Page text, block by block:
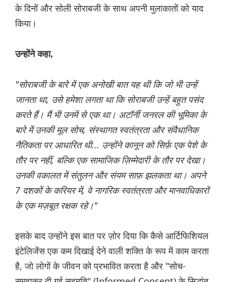
के दिनों और सोली सोराबजी के साथ अपनी मुलाकातों को याद
किया।
उन्होंने कहा,
"सोराबजी के बारे में एक अनोखी बात यह थी कि जो भी उन्हें
जानता था, उसे हमेशा लगता था कि सोराबजी उन्हें बहुत पसंद
करते हैं। मैं भी उनमें से एक था। अटॉर्नी जनरल की भूमिका के
बारे में उनकी मूल सोच, संस्थागत स्वतंत्रता और संवैधानिक
नैतिकता पर आधारित थी... उन्होंने कानून को सिर्फ़ एक पेशे के
तौर पर नहीं, बल्कि एक सामाजिक ज़िम्मेदारी के तौर पर देखा।
उनकी वकालत में संतुलन और संयम साफ़ झलकता था। अपने
7 दशकों के करियर में, वे नागरिक स्वतंत्रता और मानवाधिकारों
के एक मज़बूत रक्षक रहे।"
इसके बाद उन्होंने इस बात पर ज़ोर दिया कि कैसे आर्टिफिशियल
इंटेलिजेंस एक कम दिखाई देने वाली शक्ति के रूप में काम करता
है, जो लोगों के जीवन को प्रभावित करता है और "सोच-